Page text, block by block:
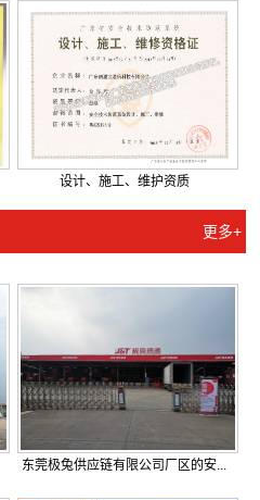
设计、施工、维护资质
更多+
东莞极兔供应链有限公司厂区的安...